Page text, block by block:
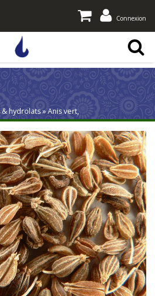
Connexion
hydrolats » Anis vert,